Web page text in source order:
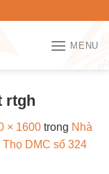
MENU
rtgh
× 1600 trong Nhà
DMC số 324